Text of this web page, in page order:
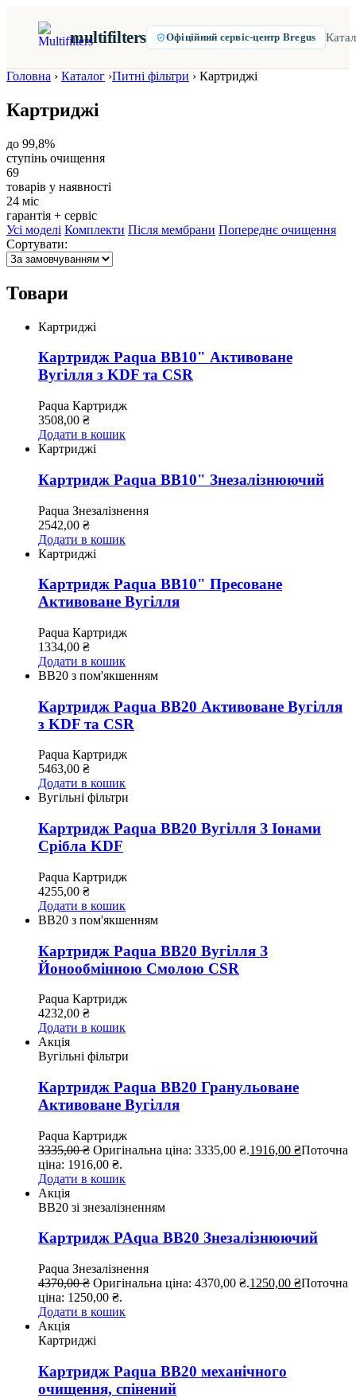
multifilters Офіційний сервіс-центр Bregus
Головна › Каталог ›Питні фільтри › Картриджі
Картриджі
до 99,8%
ступінь очищення
69
товарів у наявності
24 міс
гарантія + сервіс
Усі моделі Комплекти Після мембрани Попереднє очищення
Сортувати:
Товари
Картриджі
Картридж Paqua BB10" Активоване
Вугілля з KDF та CSR
Paqua Картридж
3508,00 ₴
Додати в кошик
Картриджі
Картридж Paqua BB10" Знезалізнюючий
Paqua Знезалізнення
2542,00 ₴
Додати в кошик
Картриджі
Картридж Paqua BB10" Пресоване
Активоване Вугілля
Paqua Картридж
1334,00 ₴
Додати в кошик
ВВ20 з пом'якшенням
Картридж Paqua BB20 Активоване Вугілля
з KDF та CSR
Paqua Картридж
5463,00 ₴
Додати в кошик
Вугільні фільтри
Картридж Paqua BB20 Вугілля З Іонами
Срібла KDF
Paqua Картридж
4255,00 ₴
Додати в кошик
ВВ20 з пом'якшенням
Картридж Paqua BB20 Вугілля З
Йонообмінною Смолою CSR
Paqua Картридж
4232,00 ₴
Додати в кошик
Акція
Вугільні фільтри
Картридж Paqua BB20 Гранульоване
Активоване Вугілля
Paqua Картридж
3335,00₴ Оригінальна ціна: 3335,00 ₴.1916,00 ₴Поточна
ціна: 1916,00 ₴.
Додати в кошик
Акція
ВВ20 зі знезалізненням
Картридж PAqua BB20 Знезалізнюючий
Paqua Знезалізнення
4370,00₴ Оригінальна ціна: 4370,00 ₴.1250,00 ₴Поточна
ціна: 1250,00 ₴.
Додати в кошик
Акція
Картриджі
Картридж Paqua BB20 механічного
очищення, спінений